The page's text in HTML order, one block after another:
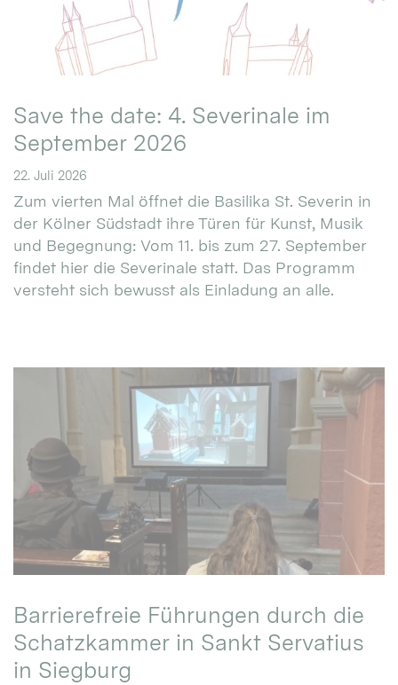
Save the date: 4. Severinale im
September 2026
22. Juli 2026
Zum vierten Mal öffnet die Basilika St. Severin in
der Kölner Südstadt ihre Türen für Kunst, Musik
und Begegnung: Vom 11. bis zum 27. September
findet hier die Severinale statt. Das Programm
versteht sich bewusst als Einladung an alle.
Barrierefreie Führungen durch die
Schatzkammer in Sankt Servatius
in Siegburg